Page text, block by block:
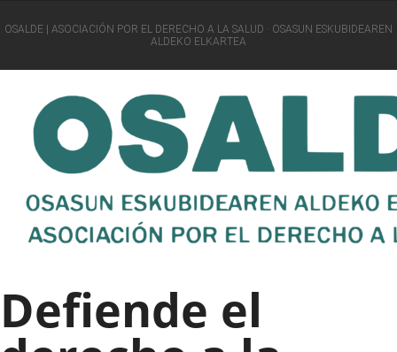
OSALDE | ASOCIACIÓN POR EL DERECHO A LA SALUD · OSASUN ESKUBIDEAREN
ALDEKO ELKARTEA
Defiende el